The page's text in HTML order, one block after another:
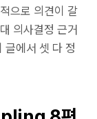
으로 의견이 갈
의사결정 근거
글에서 셋 다 정